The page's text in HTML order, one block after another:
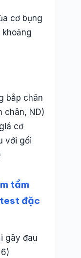
cơ bụng
bắp chân
chân, ND)
cơ
với gối
tầm
test đặc
gây đau